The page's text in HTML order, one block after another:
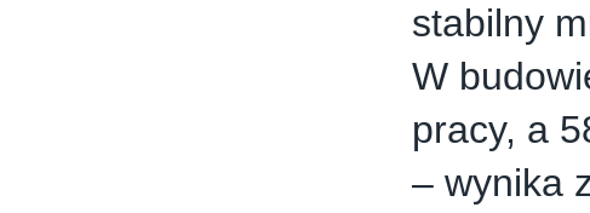
stabilny
W
pracy, a
– wynika